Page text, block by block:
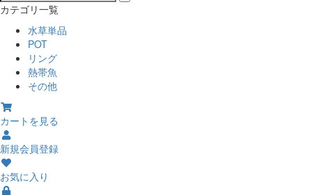
カテゴリ一覧
水草単品
POT
リング
熱帯魚
その他
カートを見る
新規会員登録
お気に入り